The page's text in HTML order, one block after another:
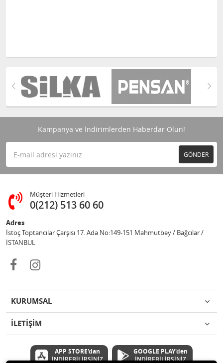
Kampanya ve İndirimlerden Haberdar Olun!
GÖNDER
Müşteri Hizmetleri
0(212) 513 60 60
Adres
İstoç Toptancılar Çarşısı 17. Ada No:149-151 Mahmutbey / Bağcılar /
İSTANBUL
KURUMSAL
İLETİŞİM
APP STORE'dan
İNDİREBİLİRSİNİZ
GOOGLE PLAY'den
İNDİREBİLİRSİNİZ